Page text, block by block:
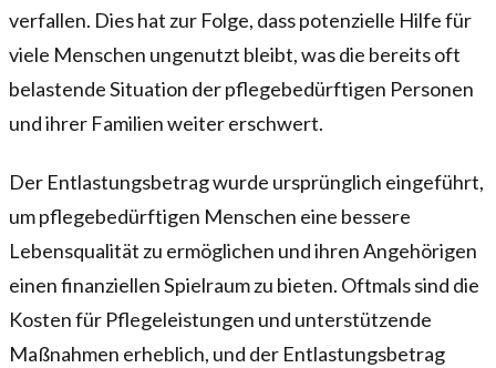
verfallen. Dies hat zur Folge, dass potenzielle Hilfe für
viele Menschen ungenutzt bleibt, was die bereits oft
belastende Situation der pflegebedürftigen Personen
und ihrer Familien weiter erschwert.
Der Entlastungsbetrag wurde ursprünglich eingeführt,
um pflegebedürftigen Menschen eine bessere
Lebensqualität zu ermöglichen und ihren Angehörigen
einen finanziellen Spielraum zu bieten. Oftmals sind die
Kosten für Pflegeleistungen und unterstützende
Maßnahmen erheblich, und der Entlastungsbetrag